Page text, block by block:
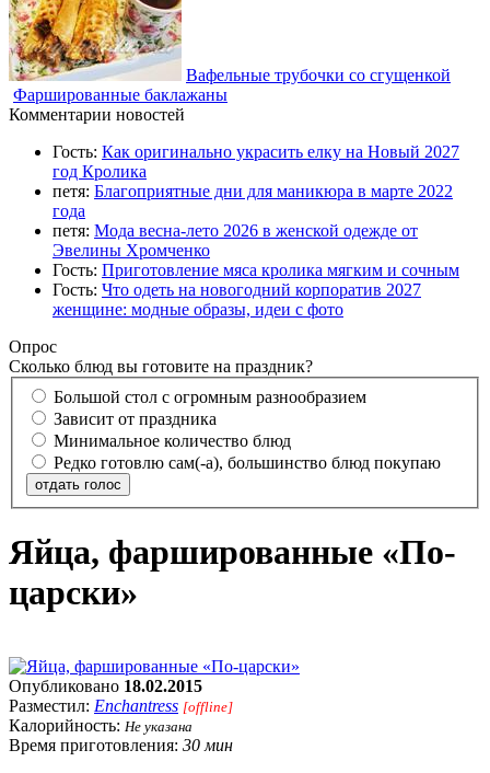
Вафельные трубочки со сгущенкой
Фаршированные баклажаны
Комментарии новостей
Гость: Как оригинально украсить елку на Новый 2027
год Кролика
петя: Благоприятные дни для маникюра в марте 2022
года
петя: Мода весна-лето 2026 в женской одежде от
Эвелины Хромченко
Гость: Приготовление мяса кролика мягким и сочным
Гость: Что одеть на новогодний корпоратив 2027
женщине: модные образы, идеи с фото
Опрос
Сколько блюд вы готовите на праздник?
Большой стол с огромным разнообразием
Зависит от праздника
Минимальное количество блюд
Редко готовлю сам(-а), большинство блюд покупаю
отдать голос
Яйца, фаршированные «По-
царски»
Опубликовано 18.02.2015
Разместил: Enchantress [offline]
Калорийность: Не указана
Время приготовления: 30 мин